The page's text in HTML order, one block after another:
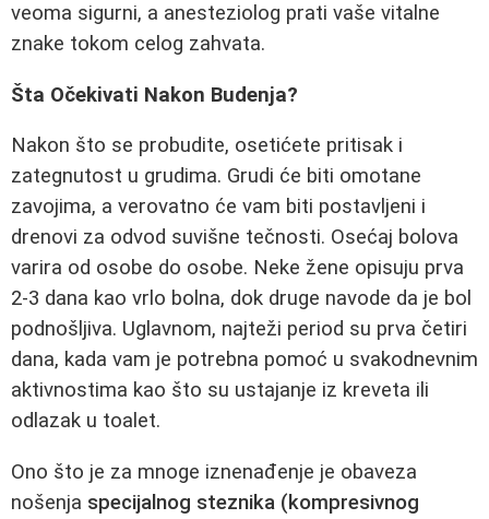
veoma sigurni, a anesteziolog prati vaše vitalne
znake tokom celog zahvata.
Šta Očekivati Nakon Budenja?
Nakon što se probudite, osetićete pritisak i
zategnutost u grudima. Grudi će biti omotane
zavojima, a verovatno će vam biti postavljeni i
drenovi za odvod suvišne tečnosti. Osećaj bolova
varira od osobe do osobe. Neke žene opisuju prva
2-3 dana kao vrlo bolna, dok druge navode da je bol
podnošljiva. Uglavnom, najteži period su prva četiri
dana, kada vam je potrebna pomoć u svakodnevnim
aktivnostima kao što su ustajanje iz kreveta ili
odlazak u toalet.
Ono što je za mnoge iznenađenje je obaveza
nošenja specijalnog steznika (kompresivnog